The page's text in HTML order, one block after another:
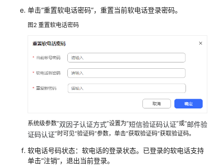
人
中
切
座
席
允
浏
览
单击“重置软电话密码”，重置当前软电话登录密码。
图2 重置软电话密码
系统级参数“双因子认证方式”设置为“短信验证码认证”或“邮件验
证码认证”时可见“验证码”参数，单击“获取验证码”获取验证码。
软电话号码状态：软电话的登录状态。已登录的软电话支持
单击“注销”，退出当前登录。